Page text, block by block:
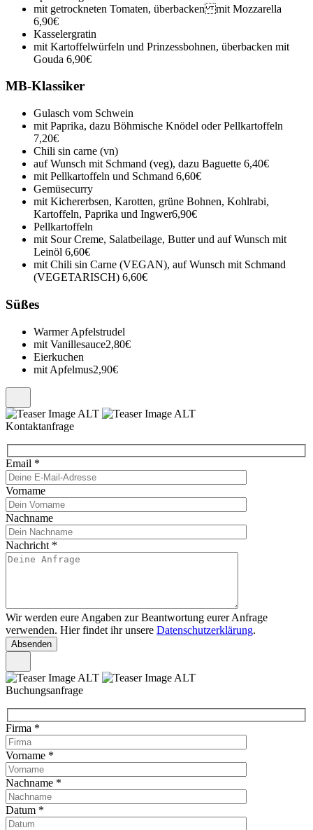
mit getrockneten Tomaten, überbacken mit Mozzarella
6,90€
Kasselergratin
mit Kartoffelwürfeln und Prinzessbohnen, überbacken mit
Gouda 6,90€
MB-Klassiker
Gulasch vom Schwein
mit Paprika, dazu Böhmische Knödel oder Pellkartoffeln
7,20€
Chili sin carne (vn)
auf Wunsch mit Schmand (veg), dazu Baguette 6,40€
mit Pellkartoffeln und Schmand 6,60€
Gemüsecurry
mit Kichererbsen, Karotten, grüne Bohnen, Kohlrabi,
Kartoffeln, Paprika und Ingwer6,90€
Pellkartoffeln
mit Sour Creme, Salatbeilage, Butter und auf Wunsch mit
Leinöl 6,60€
mit Chili sin Carne (VEGAN), auf Wunsch mit Schmand
(VEGETARISCH) 6,60€
Süßes
Warmer Apfelstrudel
mit Vanillesauce2,80€
Eierkuchen
mit Apfelmus2,90€
Kontaktanfrage
Email *
Vorname
Nachname
Nachricht *
Wir werden eure Angaben zur Beantwortung eurer Anfrage
verwenden. Hier findet ihr unsere Datenschutzerklärung.
Buchungsanfrage
Firma *
Vorname *
Nachname *
Datum *